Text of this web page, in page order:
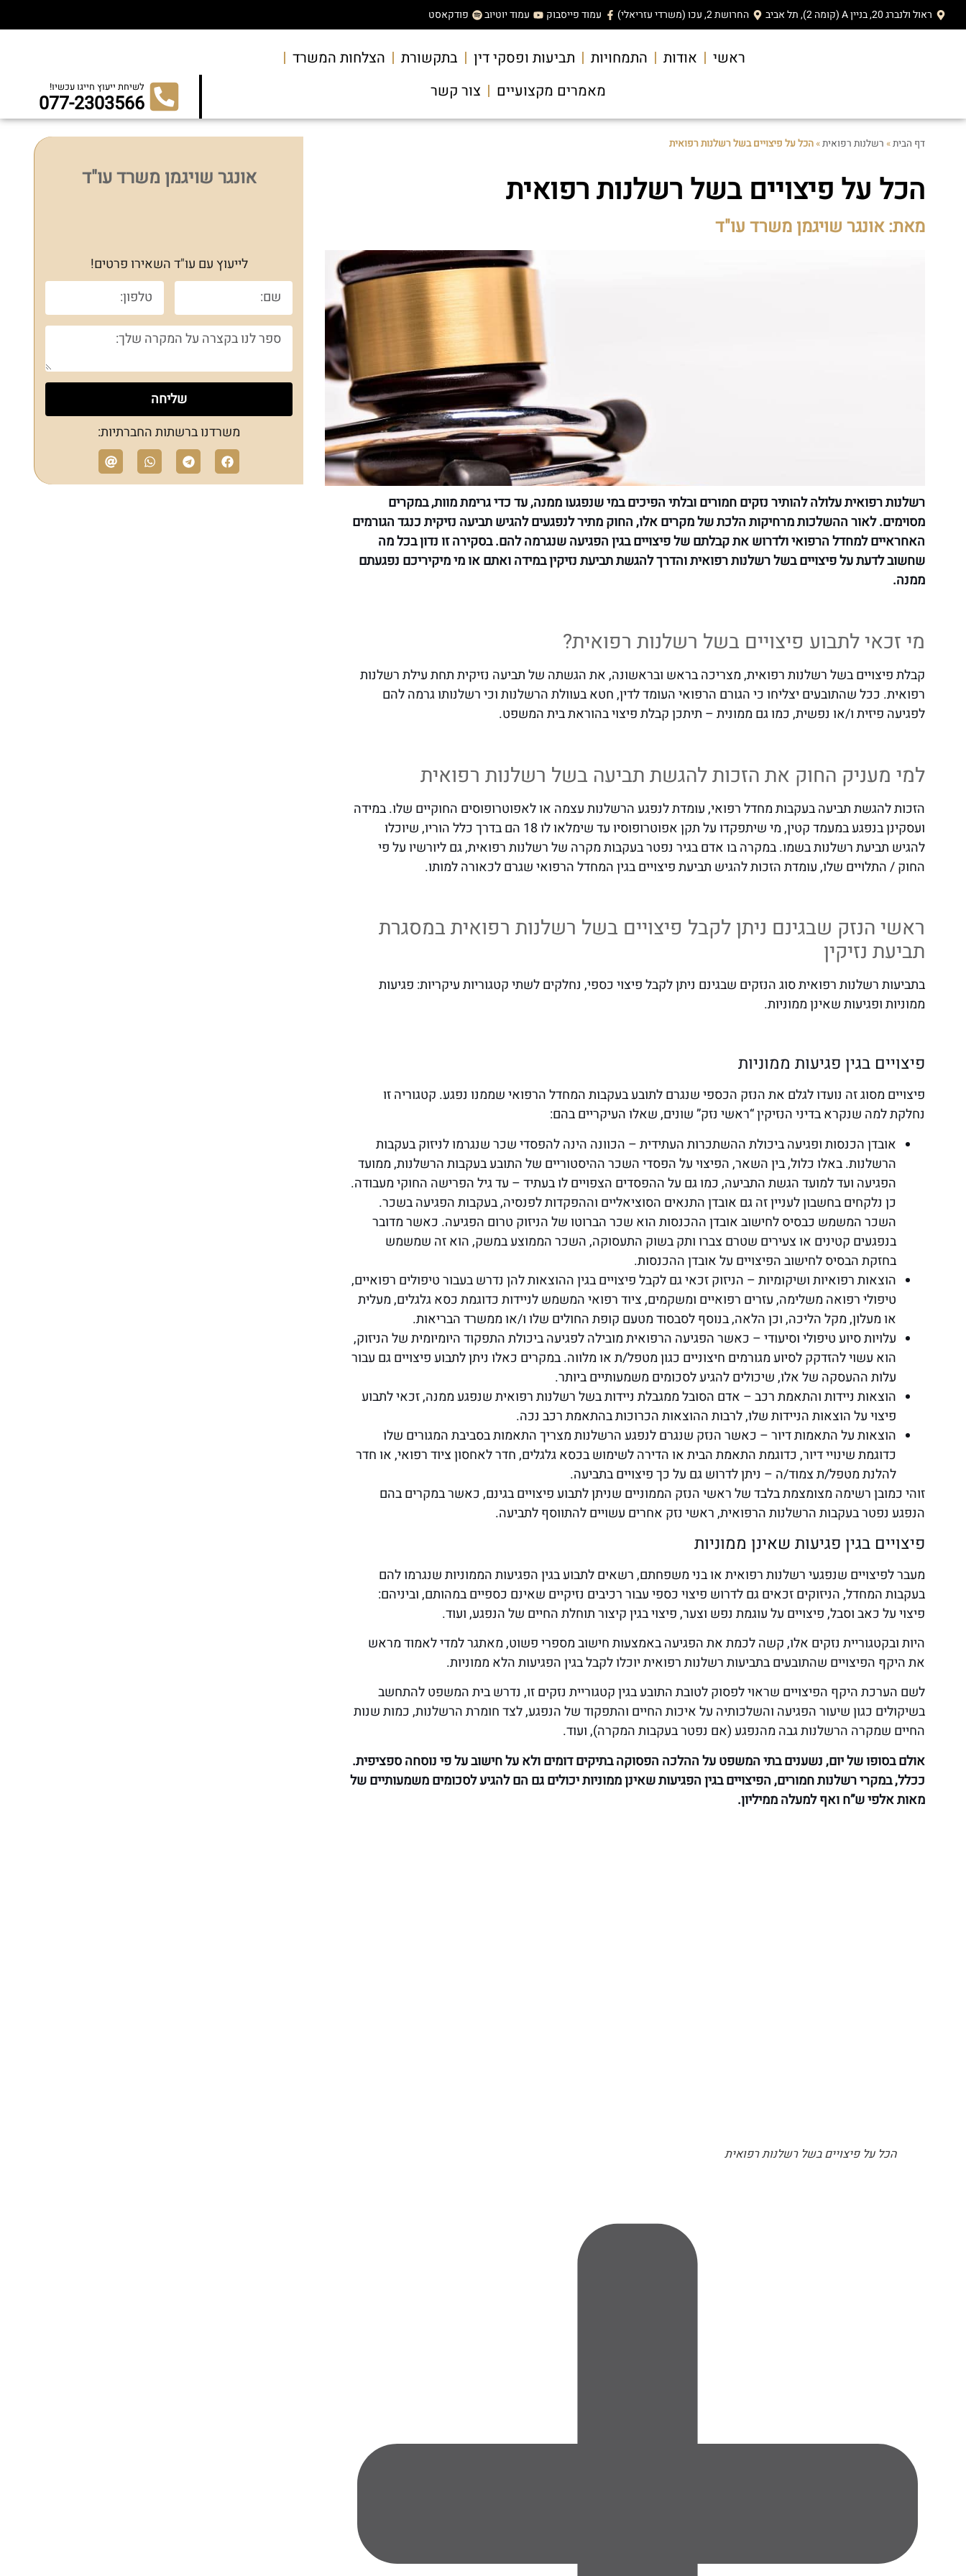
ראול ולנברג 20, בניין A (קומה 2), תל אביב החרושת 2, עכו (משרדי עזריאלי) עמוד פייסבוק עמוד יוטיוב פודקאסט
ראשי אודות התמחויות תביעות ופסקי דין בתקשורת
הצלחות המשרד
מאמרים מקצועיים
צור קשר לשיחת ייעוץ חייגו עכשיו!
077-2303566
דף הבית» רשלנות רפואית»הכל על פיצויים בשל רשלנות רפואית
הכל על פיצויים בשל רשלנות רפואית
מאת: אונגר שויגמן משרד עו"ד
רשלנות רפואית עלולה להותיר נזקים חמורים ובלתי הפיכים במי שנפגעו ממנה, עד כדי גרימת מוות, במקרים
מסוימים. לאור ההשלכות מרחיקות הלכת של מקרים אלו, החוק מתיר לנפגעים להגיש תביעה נזיקית כנגד הגורמים
האחראיים למחדל הרפואי ולדרוש את קבלתם של פיצויים בגין הפגיעה שנגרמה להם. בסקירה זו נדון בכל מה
שחשוב לדעת על פיצויים בשל רשלנות רפואית והדרך להגשת תביעת נזיקין במידה ואתם או מי מיקיריכם נפגעתם
ממנה.
מי זכאי לתבוע פיצויים בשל רשלנות רפואית?
קבלת פיצויים בשל רשלנות רפואית, מצריכה בראש ובראשונה, את הגשתה של תביעה נזיקית תחת עילת רשלנות
רפואית. ככל שהתובעים יצליחו כי הגורם הרפואי העומד לדין, חטא בעוולת הרשלנות וכי רשלנותו גרמה להם
לפגיעה פיזית ו/או נפשית, כמו גם ממונית – תיתכן קבלת פיצוי בהוראת בית המשפט.
למי מעניק החוק את הזכות להגשת תביעה בשל רשלנות רפואית
הזכות להגשת תביעה בעקבות מחדל רפואי, עומדת לנפגע הרשלנות עצמה או לאפוטרופוסים החוקיים שלו. במידה
ועסקינן בנפגע במעמד קטין, מי שיתפקדו על תקן אפוטרופוסיו עד שימלאו לו 18 הם בדרך כלל הוריו, שיוכלו
להגיש תביעת רשלנות בשמו. במקרה בו אדם בגיר נפטר בעקבות מקרה של רשלנות רפואית, גם ליורשיו על פי
החוק / התלויים שלו, עומדת הזכות להגיש תביעת פיצויים בגין המחדל הרפואי שגרם לכאורה למותו.
ראשי הנזק שבגינם ניתן לקבל פיצויים בשל רשלנות רפואית במסגרת
תביעת נזיקין
בתביעות רשלנות רפואית סוג הנזקים שבגינם ניתן לקבל פיצוי כספי, נחלקים לשתי קטגוריות עיקריות: פגיעות
ממוניות ופגיעות שאינן ממוניות.
פיצויים בגין פגיעות ממוניות
פיצויים מסוג זה נועדו לגלם את הנזק הכספי שנגרם לתובע בעקבות המחדל הרפואי שממנו נפגע. קטגוריה זו
נחלקת למה שנקרא בדיני הנזיקין “ראשי נזק” שונים, שאלו העיקריים בהם:
אובדן הכנסות ופגיעה ביכולת ההשתכרות העתידית – הכוונה הינה להפסדי שכר שנגרמו לניזוק בעקבות
הרשלנות. באלו כלול, בין השאר, הפיצוי על הפסדי השכר ההיסטוריים של התובע בעקבות הרשלנות, ממועד
הפגיעה ועד למועד הגשת התביעה, כמו גם על ההפסדים הצפויים לו בעתיד – עד גיל הפרישה החוקי מעבודה.
כן נלקחים בחשבון לעניין זה גם אובדן התנאים הסוציאליים וההפקדות לפנסיה, בעקבות הפגיעה בשכר.
השכר המשמש כבסיס לחישוב אובדן ההכנסות הוא שכר הברוטו של הניזוק טרום הפגיעה. כאשר מדובר
בנפגעים קטינים או צעירים שטרם צברו ותק בשוק התעסוקה, השכר הממוצע במשק, הוא זה שמשמש
בחזקת הבסיס לחישוב הפיצויים על אובדן ההכנסות.
הוצאות רפואיות ושיקומיות – הניזוק זכאי גם לקבל פיצויים בגין ההוצאות להן נדרש בעבור טיפולים רפואיים,
טיפולי רפואה משלימה, עזרים רפואיים ומשקמים, ציוד רפואי המשמש לניידות כדוגמת כסא גלגלים, מעלית
או מעלון, מקל הליכה, וכן הלאה, בנוסף לסבסוד מטעם קופת החולים שלו ו/או ממשרד הבריאות.
עלויות סיוע טיפולי וסיעודי – כאשר הפגיעה הרפואית מובילה לפגיעה ביכולת התפקוד היומיומית של הניזוק,
הוא עשוי להזדקק לסיוע מגורמים חיצוניים כגון מטפל/ת או מלווה. במקרים כאלו ניתן לתבוע פיצויים גם עבור
עלות ההעסקה של אלו, שיכולים להגיע לסכומים משמעותיים ביותר.
הוצאות ניידות והתאמת רכב – אדם הסובל ממגבלת ניידות בשל רשלנות רפואית שנפגע ממנה, זכאי לתבוע
פיצוי על הוצאות הניידות שלו, לרבות ההוצאות הכרוכות בהתאמת רכב נכה.
הוצאות על התאמות דיור – כאשר הנזק שנגרם לנפגע הרשלנות מצריך התאמות בסביבת המגורים שלו
כדוגמת שינויי דיור, כדוגמת התאמת הבית או הדירה לשימוש בכסא גלגלים, חדר לאחסון ציוד רפואי, או חדר
להלנת מטפל/ת צמוד/ה – ניתן לדרוש גם על כך פיצויים בתביעה.
זוהי כמובן רשימה מצומצמת בלבד של ראשי הנזק הממוניים שניתן לתבוע פיצויים בגינם, כאשר במקרים בהם
הנפגע נפטר בעקבות הרשלנות הרפואית, ראשי נזק אחרים עשויים להתווסף לתביעה.
פיצויים בגין פגיעות שאינן ממוניות
מעבר לפיצויים שנפגעי רשלנות רפואית או בני משפחתם, רשאים לתבוע בגין הפגיעות הממוניות שנגרמו להם
בעקבות המחדל, הניזוקים זכאים גם לדרוש פיצוי כספי עבור רכיבים נזיקיים שאינם כספיים במהותם, וביניהם:
פיצוי על כאב וסבל, פיצויים על עוגמת נפש וצער, פיצוי בגין קיצור תוחלת החיים של הנפגע, ועוד.
היות ובקטגוריית נזקים אלו, קשה לכמת את הפגיעה באמצעות חישוב מספרי פשוט, מאתגר למדי לאמוד מראש
את היקף הפיצויים שהתובעים בתביעות רשלנות רפואית יוכלו לקבל בגין הפגיעות הלא ממוניות.
לשם הערכת היקף הפיצויים שראוי לפסוק לטובת התובע בגין קטגוריית נזקים זו, נדרש בית המשפט להתחשב
בשיקולים כגון שיעור הפגיעה והשלכותיה על איכות החיים והתפקוד של הנפגע, לצד חומרת הרשלנות, כמות שנות
החיים שמקרה הרשלנות גבה מהנפגע (אם נפטר בעקבות המקרה), ועוד.
אולם בסופו של יום, נשענים בתי המשפט על ההלכה הפסוקה בתיקים דומים ולא על חישוב על פי נוסחה ספציפית.
ככלל, במקרי רשלנות חמורים, הפיצויים בגין הפגיעות שאינן ממוניות יכולים גם הם להגיע לסכומים משמעותיים של
מאות אלפי ש”ח ואף למעלה ממיליון.
הכל על פיצויים בשל רשלנות רפואית
אונגר שויגמן משרד עו"ד
לייעוץ עם עו"ד השאירו פרטים!
שליחה
משרדנו ברשתות החברתיות: